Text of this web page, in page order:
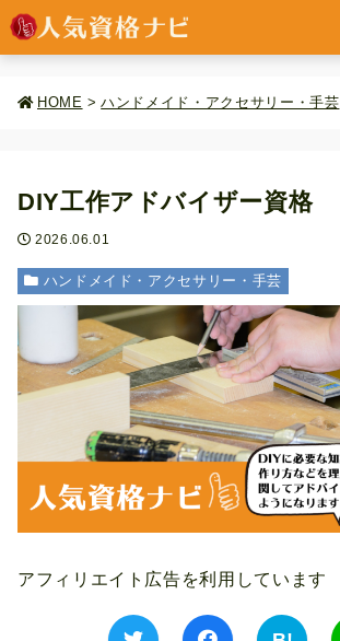
HOME > ハンドメイド・アクセサリー・手芸
DIY工作アドバイザー資格
2026.06.01
ハンドメイド・アクセサリー・手芸
アフィリエイト広告を利用しています